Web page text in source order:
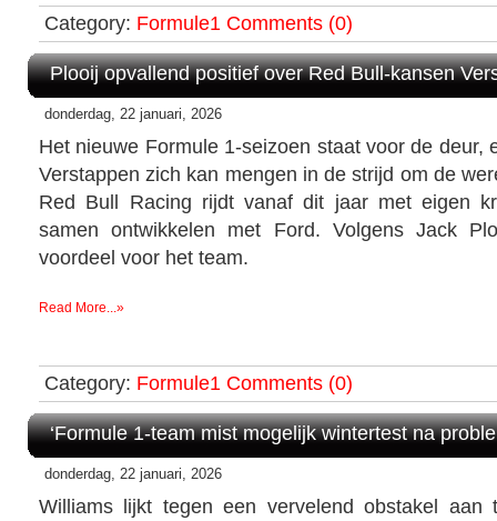
Category: Formule1 Comments (0)
Plooij opvallend positief over Red Bull-kansen
donderdag, 22 januari, 2026
Het nieuwe Formule 1-seizoen staat voor de deur,
Verstappen zich kan mengen in de strijd om de
Red Bull Racing rijdt vanaf dit jaar met eigen
samen ontwikkelen met Ford. Volgens Jack
voordeel voor het team.
Read More...»
Category: Formule1 Comments (0)
‘Formule 1-team mist mogelijk wintertest na
donderdag, 22 januari, 2026
Williams lijkt tegen een vervelend obstakel aan